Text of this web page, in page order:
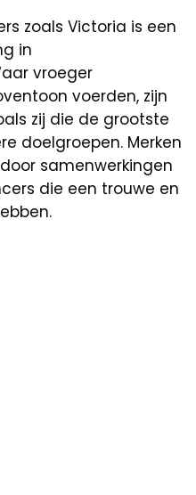
zoals Victoria is een
in
vroeger
voerden, zijn
zij die de grootste
doelgroepen. Merken
samenwerkingen
die een trouwe en